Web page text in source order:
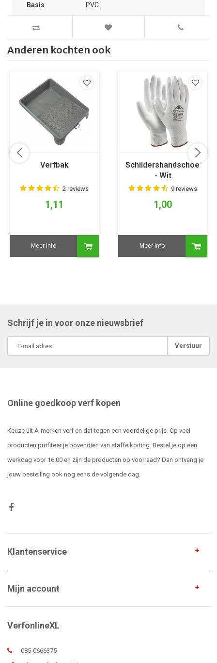
Basis PVC
Anderen kochten ook
Verfbak
2 reviews
1,11
Meer info
Schildershandschoen
- Wit
9 reviews
1,00
Meer info
Schrijf je in voor onze nieuwsbrief
Verstuur
Online goedkoop verf kopen
Keuze uit A-merken verf en dat tegen een voordelige prijs. Op veel
producten profiteer je bovendien van staffelkorting. Bestel je op een
werkdag voor 16:00 en zijn de producten op voorraad? Dan ontvang je
jouw bestelling ook nog eens de volgende dag.
Klantenservice
Mijn account
VerfonlineXL
085-0666375